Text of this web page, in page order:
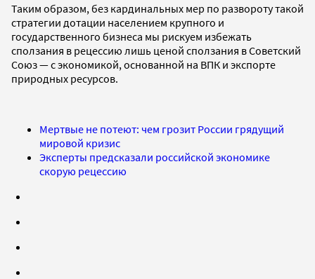
Таким образом, без кардинальных мер по развороту такой
стратегии дотации населением крупного и
государственного бизнеса мы рискуем избежать
сползания в рецессию лишь ценой сползания в Советский
Союз — с экономикой, основанной на ВПК и экспорте
природных ресурсов.
Мертвые не потеют: чем грозит России грядущий
мировой кризис
Эксперты предсказали российской экономике
скорую рецессию